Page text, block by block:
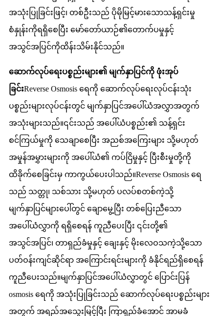
အသုံးပြုခြင်းဖြင့်၊ တစ်ဦးသည် ပိုမိုမြင့်မားသောသန့်ရှင်းမှု
စံနှုန်းကိုရရှိစေပြီး မော်တော်ယာဉ်၏တောက်ပမှုနှင့်
အသွင်အပြင်ကိုထိန်းသိမ်းနိုင်သည်။
ဆောက်လုပ်ရေးပစ္စည်းများ၏ မျက်နှာပြင်ကို ဖုံးအုပ်
ခြင်းReverse Osmosis ရေကို ဆောက်လုပ်ရေးလုပ်ငန်းသုံး
ပစ္စည်းများလုပ်ငန်းတွင် မျက်နှာပြင်အပေါ်ယံအလွှာအတွက်
အသုံးများသည်။၎င်းသည် အပေါ်ယံပစ္စည်း၏ သန့်ရှင်း
စင်ကြယ်မှုကို သေချာစေပြီး အညစ်အကြေးများ သို့မဟုတ်
အမှုန်အမွှားများကို အပေါ်ယံ၏ ကပ်ငြိမှုနှင့် ပြီးစီးမှုတို့ကို
ထိခိုက်စေခြင်းမှ ကာကွယ်ပေးပါသည်။Reverse Osmosis ရေ
သည် သတ္တု၊ သစ်သား သို့မဟုတ် ပလပ်စတစ်ကဲ့သို့
မျက်နှာပြင်များပေါ်တွင် ချောမွေ့ပြီး တစ်ပြေးညီသော
အပေါ်ယံလွှာကို ရရှိစေရန် ကူညီပေးပြီး ၎င်းတို့၏
အသွင်အပြင်၊ တာရှည်ခံမှုနှင့် ချေးနှင့် မိုးလေဝသကဲ့သို့သော
ပတ်ဝန်းကျင်ဆိုင်ရာ အကြောင်းရင်းများကို ခံနိုင်ရည်ရှိစေရန်
ကူညီပေးသည်။မျက်နှာပြင်အပေါ်ယံလွှာတွင် ပြောင်းပြန်
osmosis ရေကို အသုံးပြုခြင်းသည် ဆောက်လုပ်ရေးပစ္စည်းများ
အတွက် အရည်အသွေးမြင့်ပြီး ကြာရှည်ခံအောင် အာမခံ